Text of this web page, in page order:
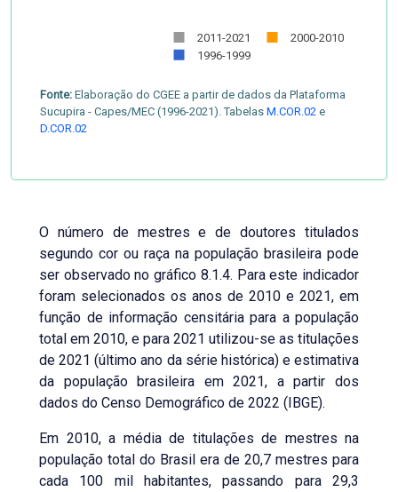
2011-2021
2000-2010
1996-1999
Fonte: Elaboração do CGEE a partir de dados da Plataforma
Sucupira - Capes/MEC (1996-2021). Tabelas M.COR.02 e
D.COR.02
O número de mestres e de doutores titulados
segundo cor ou raça na população brasileira pode
ser observado no gráfico 8.1.4. Para este indicador
foram selecionados os anos de 2010 e 2021, em
função de informação censitária para a população
total em 2010, e para 2021 utilizou-se as titulações
de 2021 (último ano da série histórica) e estimativa
da população brasileira em 2021, a partir dos
dados do Censo Demográfico de 2022 (IBGE).
Em 2010, a média de titulações de mestres na
população total do Brasil era de 20,7 mestres para
cada 100 mil habitantes, passando para 29,3